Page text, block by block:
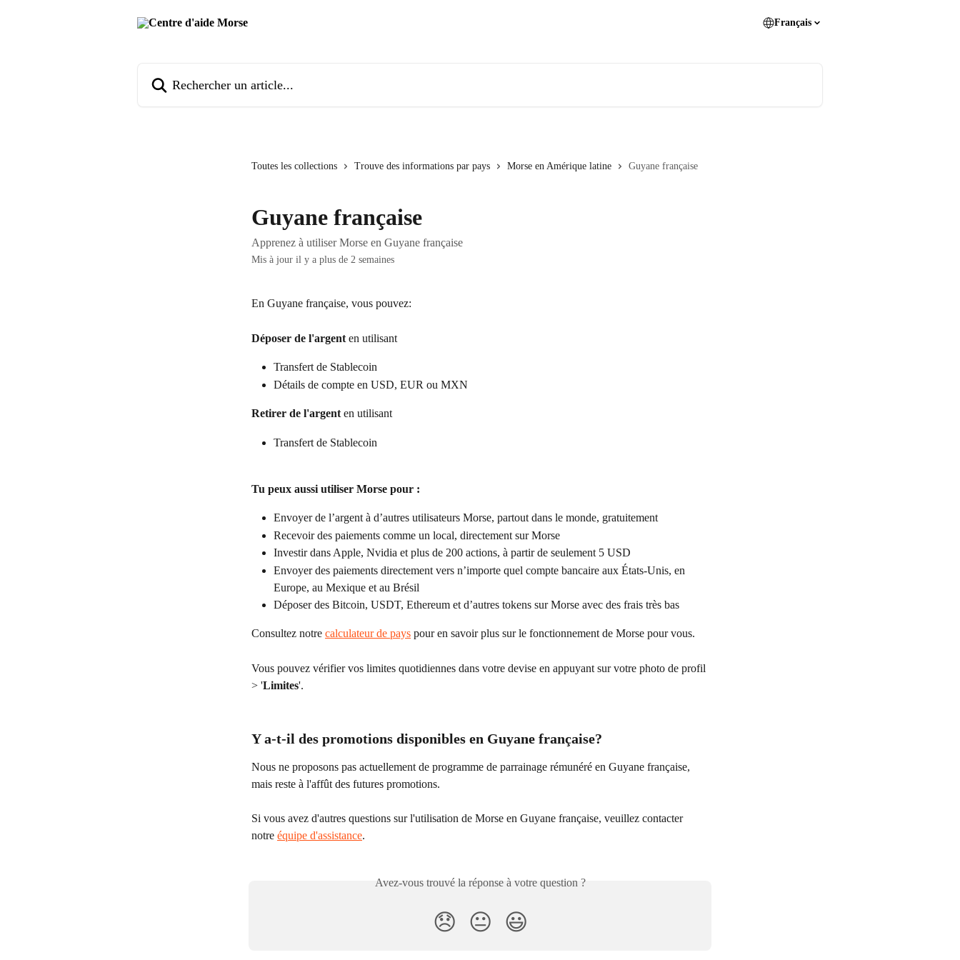
Français
Toutes les collections Trouve des informations par pays Morse en Amérique latine Guyane française
Guyane française
Apprenez à utiliser Morse en Guyane française
Mis à jour il y a plus de 2 semaines
En Guyane française, vous pouvez:
Déposer de l'argent en utilisant
Transfert de Stablecoin
Détails de compte en USD, EUR ou MXN
Retirer de l'argent en utilisant
Transfert de Stablecoin
Tu peux aussi utiliser Morse pour :
Envoyer de l’argent à d’autres utilisateurs Morse, partout dans le monde, gratuitement
Recevoir des paiements comme un local, directement sur Morse
Investir dans Apple, Nvidia et plus de 200 actions, à partir de seulement 5 USD
Envoyer des paiements directement vers n’importe quel compte bancaire aux États-Unis, en
Europe, au Mexique et au Brésil
Déposer des Bitcoin, USDT, Ethereum et d’autres tokens sur Morse avec des frais très bas
Consultez notre calculateur de pays pour en savoir plus sur le fonctionnement de Morse pour vous.
Vous pouvez vérifier vos limites quotidiennes dans votre devise en appuyant sur votre photo de profil
> 'Limites'.
Y a-t-il des promotions disponibles en Guyane française?
Nous ne proposons pas actuellement de programme de parrainage rémunéré en Guyane française,
mais reste à l'affût des futures promotions.
Si vous avez d'autres questions sur l'utilisation de Morse en Guyane française, veuillez contacter
notre équipe d'assistance.
Avez-vous trouvé la réponse à votre question ?
😞 😐 😃